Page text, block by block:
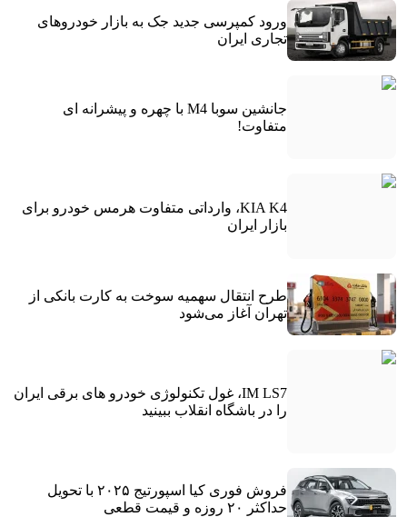
ورود کمپرسی جدید جک به بازار خودروهای
تجاری ایران
جانشین سوبا M4 با چهره و پیشرانه ای
متفاوت!
KIA K4، وارداتی متفاوت هرمس خودرو برای
بازار ایران
طرح انتقال سهمیه سوخت به کارت بانکی از
تهران آغاز می‌شود
IM LS7، غول تکنولوژی خودرو های برقی ایران
را در باشگاه انقلاب ببینید
فروش فوری کیا اسپورتیج ۲۰۲۵ با تحویل
حداکثر ۲۰ روزه و قیمت قطعی